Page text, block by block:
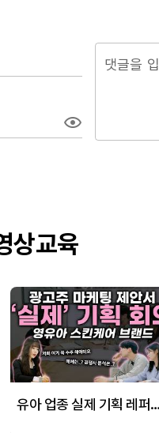
상교육
유아 업종 실제 기획 레퍼런스